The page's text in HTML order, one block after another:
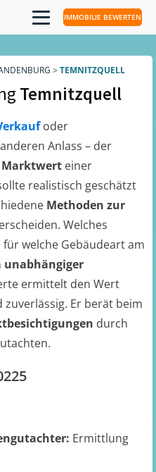
IMMOBILIE BEWERTEN
> TEMNITZQUELL
Temnitzquell
oder
Anlass – der
Marktwert einer
realistisch geschätzt
Methoden zur
Welches
für welche Gebäudeart am
unabhängiger
ermittelt den Wert
Er berät beim
durch
Ermittlung